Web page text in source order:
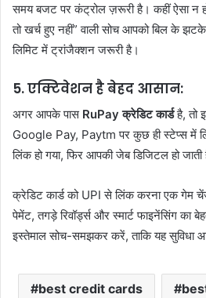
समय बजट पर कंट्रोल ज़रूरी है। कहीं ऐसा न हो
तो खर्च हुए नहीं” वाली सोच आपको बिल के
लिमिट में ट्रांजैक्शन जरूरी है।
5. एक्टिवेशन है बेहद आसान:
अगर आपके पास RuPay क्रेडिट कार्डहै, तो
Google Pay, Paytm पर कुछ ही स्टेप्स में
लिंक हो गया, फिर आपकी जेब डिजिटल हो जाती
क्रेडिट कार्ड को UPI से लिंक करना एक गेम
पेमेंट, तगड़े रिवॉर्ड्स और स्मार्ट फाइनेंसिंग का
इस्तेमाल सोच-समझकर करें, ताकि यह सुविधा
best credit cards